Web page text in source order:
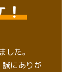
！
した。
にありが